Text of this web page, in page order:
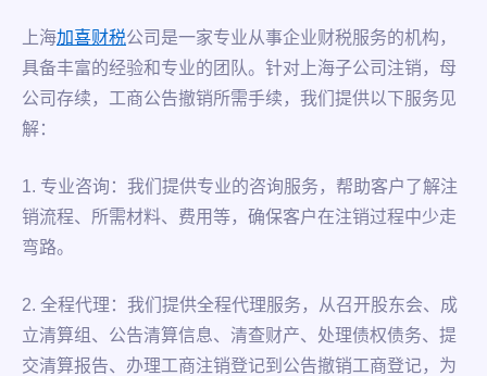
上海加喜财税公司是一家专业从事企业财税服务的机构，
具备丰富的经验和专业的团队。针对上海子公司注销，母
公司存续，工商公告撤销所需手续，我们提供以下服务见
解：
1. 专业咨询：我们提供专业的咨询服务，帮助客户了解注
销流程、所需材料、费用等，确保客户在注销过程中少走
弯路。
2. 全程代理：我们提供全程代理服务，从召开股东会、成
立清算组、公告清算信息、清查财产、处理债权债务、提
交清算报告、办理工商注销登记到公告撤销工商登记，为